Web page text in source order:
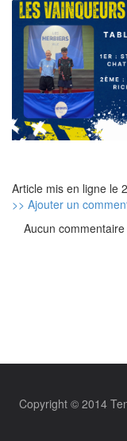
Article mis en ligne le
>> Ajouter un
Aucun
Copyright © 2014